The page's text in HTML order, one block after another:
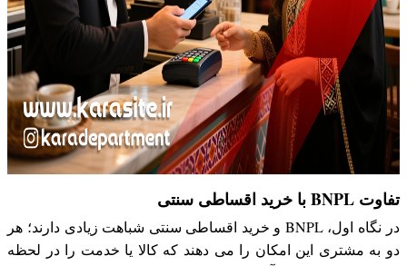
تفاوت BNPL با خرید اقساطی سنتی
در نگاه اول، BNPL و خرید اقساطی سنتی شباهت زیادی دارند؛ هر
دو به مشتری این امکان را می دهند که کالا یا خدمت را در لحظه